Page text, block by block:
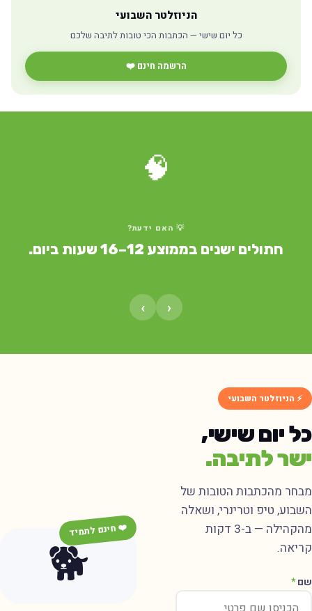
הניוזלטר השבועי
כל יום שישי — הכתבות הכי טובות לתיבה שלכם
הרשמה חינם ❤️
🧠
💡 האם ידעת?
חתולים ישנים בממוצע 12–16 שעות ביום.
⚡ הניוזלטר השבועי
יום שישי,
לתיבה.
מהכתבות הטובות של
טיפ וטרינרי, ושאלה
מהקהילה — ב-3 דקות
*
🐕
❤️ חינם לתמיד